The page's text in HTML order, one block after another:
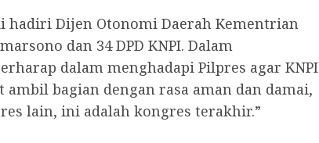
hadiri Dijen Otonomi Daerah Kementrian
dan 34 DPD KNPI. Dalam
dalam menghadapi Pilpres agar KNPI
bagian dengan rasa aman dan damai,
lain, ini adalah kongres terakhir.”